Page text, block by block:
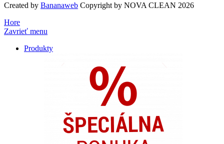
Created by Bananaweb Copyright by NOVA CLEAN 2026
Hore
Zavrieť menu
Produkty